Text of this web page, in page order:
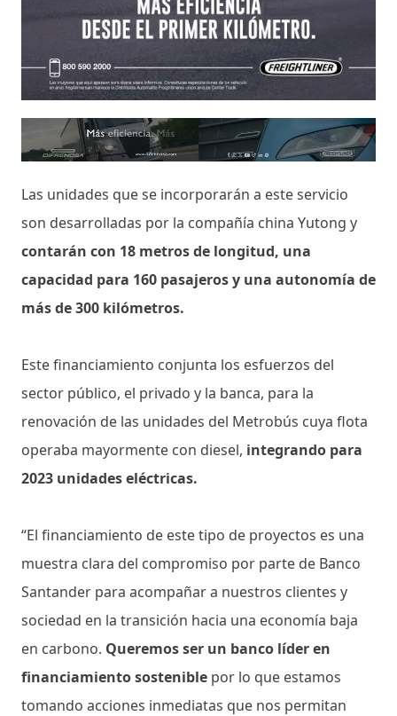
Las unidades que se incorporarán a este servicio
son desarrolladas por la compañía china Yutong y
contarán con 18 metros de longitud, una
capacidad para 160 pasajeros y una autonomía de
más de 300 kilómetros.
Este financiamiento conjunta los esfuerzos del
sector público, el privado y la banca, para la
renovación de las unidades del Metrobús cuya flota
operaba mayormente con diesel, integrando para
2023 unidades eléctricas.
“El financiamiento de este tipo de proyectos es una
muestra clara del compromiso por parte de Banco
Santander para acompañar a nuestros clientes y
sociedad en la transición hacia una economía baja
en carbono. Queremos ser un banco líder en
financiamiento sostenible por lo que estamos
tomando acciones inmediatas que nos permitan